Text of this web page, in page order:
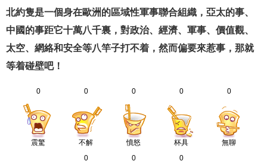
北約隻是一個身在歐洲的區域性軍事聯合組織，亞太的事、
中國的事距它十萬八千裏，對政治、經濟、軍事、價值觀、
太空、網絡和安全等八竿子打不着，然而偏要來惹事，那就
等着碰壁吧！
0
震驚
0
不解
0
憤怒
0
杯具
0
無聊
0
0 0